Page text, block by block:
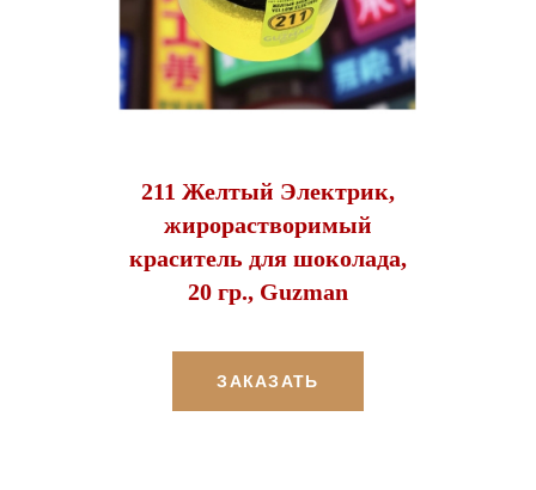
211 Желтый Электрик,
жирорастворимый
краситель для шоколада,
20 гр., Guzman
ЗАКАЗАТЬ